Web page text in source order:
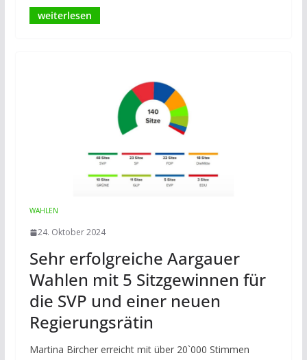
WAHLEN
24. Oktober 2024
Sehr erfolgreiche Aargauer
Wahlen mit 5 Sitzgewinnen für
die SVP und einer neuen
Regierungsrätin
Martina Bircher erreicht mit über 20`000 Stimmen